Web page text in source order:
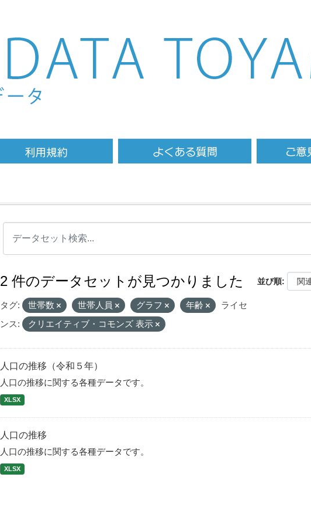
並び順
2 件のデータセットが見つかりました
タグ: 世帯数 世帯人員 グラフ 年齢
ライセ
ンス:
クリエイティブ・コモンズ 表示
人口の推移（令和５年）
人口の推移に関する各種データです。
XLSX
人口の推移
人口の推移に関する各種データです。
XLSX